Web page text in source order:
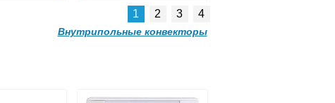
ITTBL.190.400.3600
1 2 3 4
Внутрипольные конвекторы